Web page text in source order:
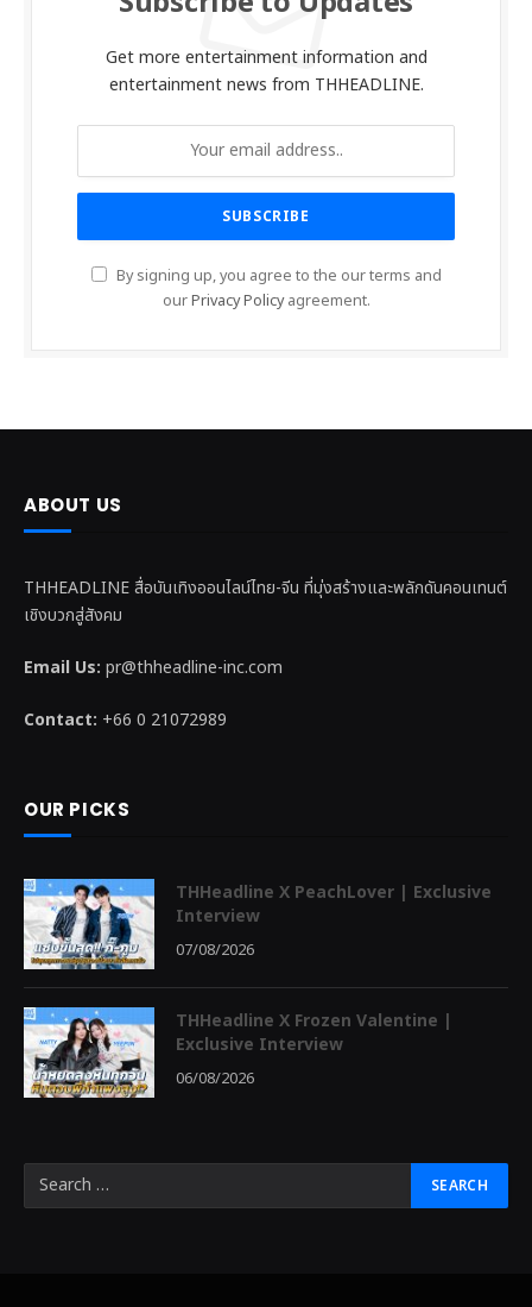
Get more entertainment information and
entertainment news from THHEADLINE.
By signing up, you agree to the our terms and
ourPrivacy Policyagreement.
ABOUT US
THHEADLINE สื่อบันเทิงออนไลน์ไทย-จีน ที่มุ่งสร้างและพลักดันคอนเทนต์
เชิงบวกสู่สังคม
Email Us: pr@thheadline-inc.com
Contact: +66 0 21072989
OUR PICKS
THHeadline X PeachLover | Exclusive
Interview
07/08/2026
THHeadline X Frozen Valentine |
Exclusive Interview
06/08/2026